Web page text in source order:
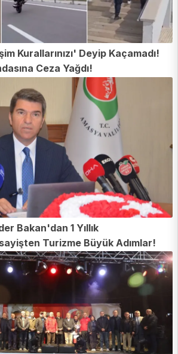
Kurallarınızı' Deyip Kaçamadı!
Ceza Yağdı!
Bakan'dan 1 Yıllık
Turizme Büyük Adımlar!